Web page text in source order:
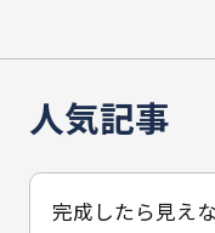
人気記事
完成したら見え